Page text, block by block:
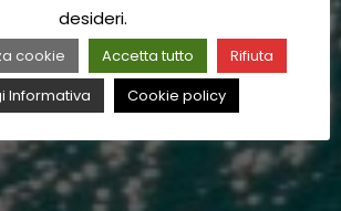
desideri.
cookie Accetta tutto
Rifiuta
Informativa
Cookie policy